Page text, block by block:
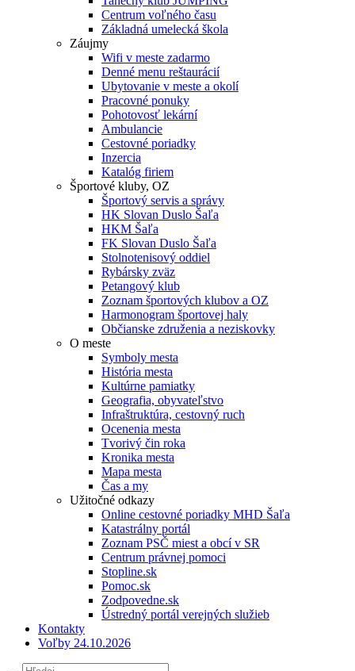
Centrum voľného času
Základná umelecká škola
Záujmy
Wifi v meste zadarmo
Denné menu reštaurácií
Ubytovanie v meste a okolí
Pracovné ponuky
Pohotovosť lekární
Ambulancie
Cestovné poriadky
Inzercia
Katalóg firiem
Športové kluby, OZ
Športový servis a správy
HK Slovan Duslo Šaľa
HKM Šaľa
FK Slovan Duslo Šaľa
Stolnotenisový oddiel
Rybársky zväz
Petangový klub
Zoznam športových klubov a OZ
Harmonogram športovej haly
Občianske združenia a neziskovky
O meste
Symboly mesta
História mesta
Kultúrne pamiatky
Geografia, obyvateľstvo
Infraštruktúra, cestovný ruch
Ocenenia mesta
Tvorivý čin roka
Kronika mesta
Mapa mesta
Čas a my
Užitočné odkazy
Online cestovné poriadky MHD Šaľa
Katastrálny portál
Zoznam PSČ miest a obcí v SR
Centrum právnej pomoci
Stopline.sk
Pomoc.sk
Zodpovedne.sk
Ústredný portál verejných služieb
Kontakty
Voľby 24.10.2026